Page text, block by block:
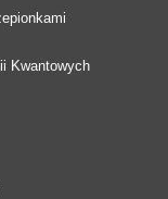
Kwantowych